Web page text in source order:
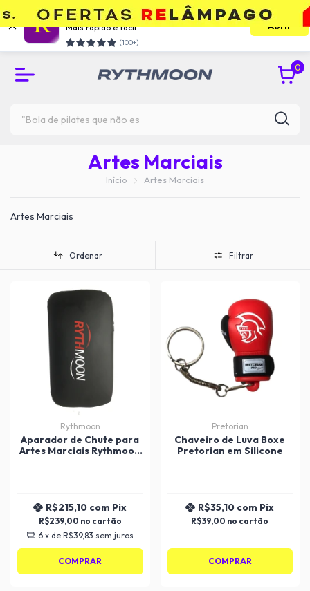
Use o app e economize
Mais rápido e facil
(100+)
Abrir
RETIRE GRÁTIS NA UNIDADE DO TATUAPÉ
0
Artes Marciais
Início Artes Marciais
Artes Marciais
Ordenar Filtrar
Rythmoon
Aparador de Chute para
Artes Marciais Rythmoon
R$239,00
R$215,10 com Pix
6 x de R$39,83 sem juros
COMPRAR
Pretorian
Chaveiro de Luva Boxe
Pretorian em Silicone
R$39,00
R$35,10 com Pix
COMPRAR